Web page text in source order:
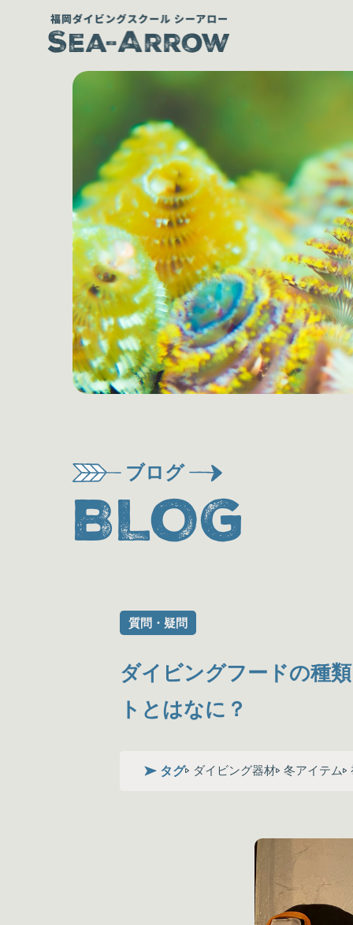
ブログ
BLOG
質問・疑問
ダイビングフードの種
トとはなに？
タグ ダイビング器材 冬アイテム